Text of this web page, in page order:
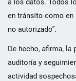
a los datos. Todos
en tránsito como en
no autorizado”.
De hecho, afirma, la
auditoría y
actividad